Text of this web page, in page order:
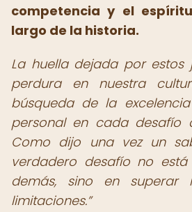
competencia y el
largo de la historia.
La huella dejada por estos
perdura en nuestra
búsqueda de la
personal en cada desafío
Como dijo una vez un
verdadero desafío no
demás, sino en superar
limitaciones.